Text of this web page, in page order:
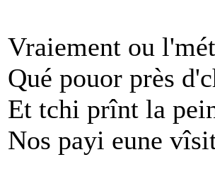
Vraiement ou
Qué pouor près
Et tchi prînt la
Nos payi eune